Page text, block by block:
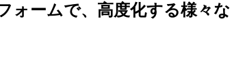
ォームで、高度化する様々な